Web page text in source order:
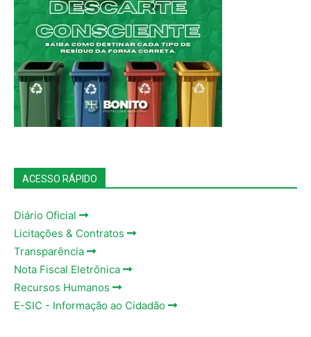
ACESSO RÁPIDO
Diário Oficial
Licitações & Contratos
Transparência
Nota Fiscal Eletrônica
Recursos Humanos
E-SIC - Informação ao Cidadão